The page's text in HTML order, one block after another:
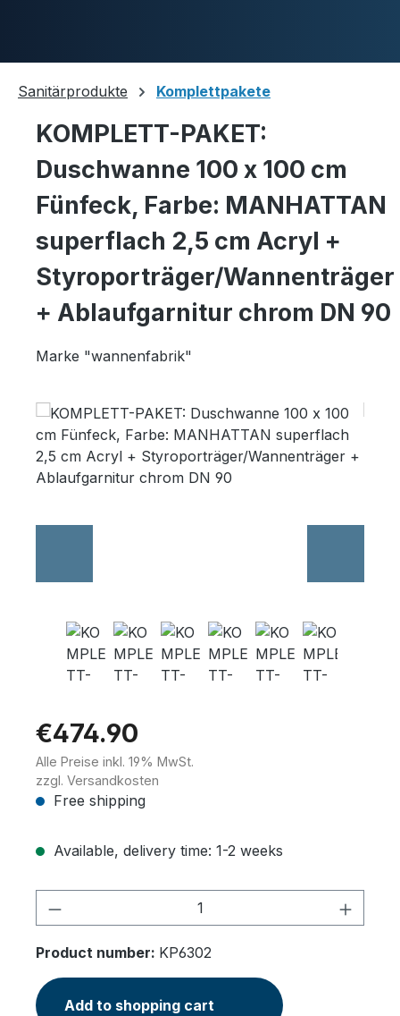
Duschwannen
Ablaufgarnituren
Komplettpakete
Wannenträger
Sanitärprodukte Komplettpakete
KOMPLETT-PAKET:
Duschwanne 100 x 100 cm
Fünfeck, Farbe: MANHATTAN
superflach 2,5 cm Acryl +
Styroporträger/Wannenträger
+ Ablaufgarnitur chrom DN 90
Marke "wannenfabrik"
Skip image gallery
€474.90
Alle Preise inkl. 19% MwSt.
zzgl. Versandkosten
Free shipping
Available, delivery time: 1-2 weeks
Product Quantity: Enter the desired
Product number: KP6302
Add to shopping cart